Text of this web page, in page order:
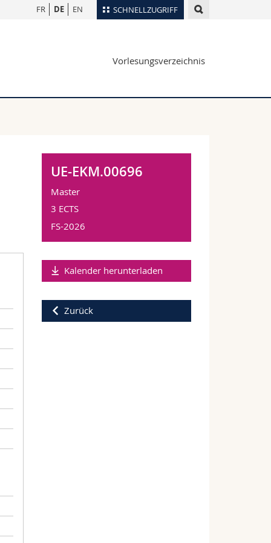
SCHNELLZUGRIFF
Ortsplan
Webmail
FR DE EN
Vorlesungsverzeichnis
UE-EKM.00696
Master
3 ECTS
FS-2026
Kalender herunterladen
Zurück